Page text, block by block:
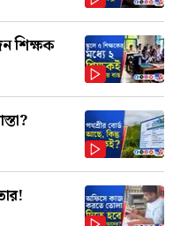
শিক্ষক